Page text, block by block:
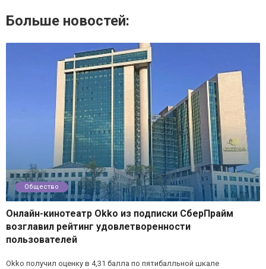
Больше новостей:
Общество
Онлайн-кинотеатр Okko из подписки СберПрайм
возглавил рейтинг удовлетворенности
пользователей
Okko получил оценку в 4,31 балла по пятибалльной шкале